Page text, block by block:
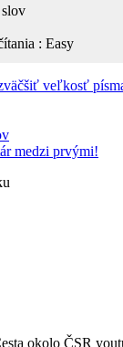
slov
: Easy
veľkosť
medzi prvými!
okolo ČSR